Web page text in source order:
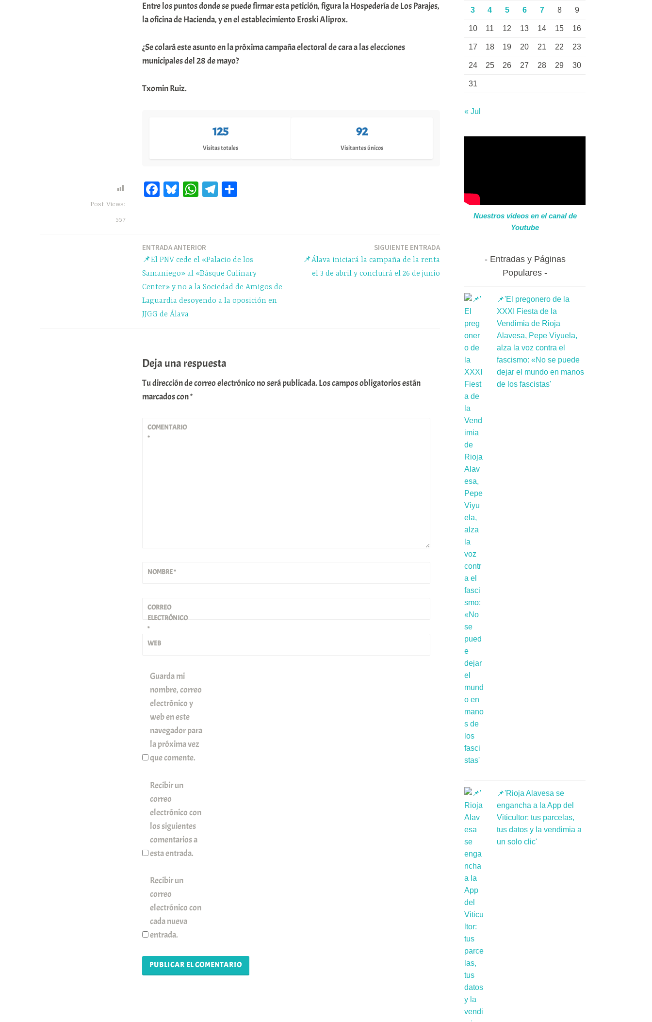
Entre los puntos donde se puede firmar esta petición, figura la Hospedería de Los Parajes,
la oficina de Hacienda, y en el establecimiento Eroski Aliprox.
¿Se colará este asunto en la próxima campaña electoral de cara a las elecciones
municipales del 28 de mayo?
Txomin Ruiz.
125
Visitas totales
92
Visitantes únicos
Post Views:
557
Fa Bl W
pp
Te
rti
r
ENTRADA ANTERIOR
📌El PNV cede el «Palacio de los
Samaniego» al «Básque Culinary
Center» y no a la Sociedad de Amigos de
Laguardia desoyendo a la oposición en
JJGG de Álava
SIGUIENTE ENTRADA
📌Álava iniciará la campaña de la renta
el 3 de abril y concluirá el 26 de junio
Deja una respuesta
Tu dirección de correo electrónico no será publicada. Los campos obligatorios están
marcados con*
COMENTARIO
*
NOMBRE*
CORREO
ELECTRÓNICO
*
WEB
Guarda mi
nombre, correo
electrónico y
web en este
navegador para
la próxima vez
que comente.
Recibir un
correo
electrónico con
los siguientes
comentarios a
esta entrada.
Recibir un
correo
electrónico con
cada nueva
entrada.
3 4 5 6 7 8 9
10 11 12 13 14 15 16
17 18 19 20 21 22 23
24 25 26 27 28 29 30
31
« Jul
Nuestros videos en el canal de
Youtube
Entradas y Páginas
Populares
📌'El pregonero de la
XXXI Fiesta de la
Vendimia de Rioja
Alavesa, Pepe Viyuela,
alza la voz contra el
fascismo: «No se puede
dejar el mundo en manos
de los fascistas'
📌'Rioja Alavesa se
engancha a la App del
Viticultor: tus parcelas,
tus datos y la vendimia a
un solo clic'